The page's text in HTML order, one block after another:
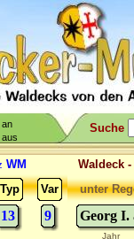
an
aus
Suche
WM
Typ Var
13 9
unter
Georg I.
Jahr